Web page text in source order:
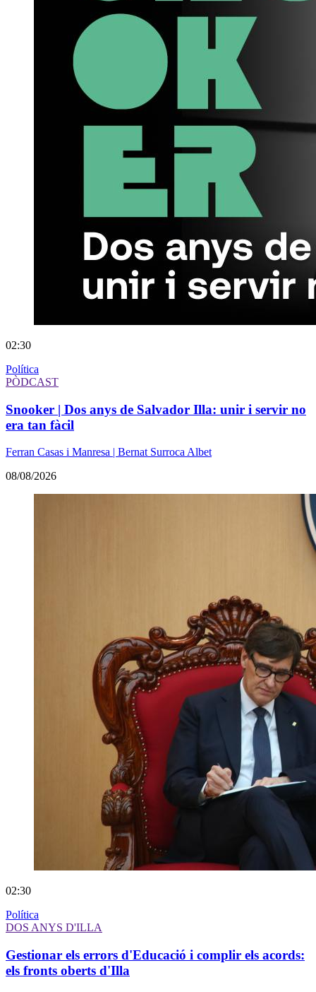
02:30
Política
PÒDCAST
Snooker | Dos anys de Salvador Illa: unir i servir no
era tan fàcil
Ferran Casas i Manresa | Bernat Surroca Albet
08/08/2026
02:30
Política
DOS ANYS D'ILLA
Gestionar els errors d'Educació i complir els acords:
els fronts oberts d'Illa